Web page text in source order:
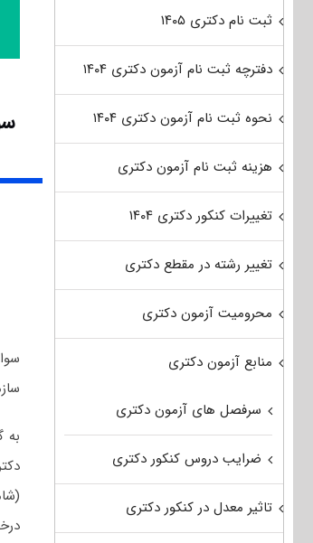
به
ثبت نام دکتری ۱۴۰۵
دفترچه ثبت نام آزمون دکتری ۱۴۰۴
نحوه ثبت نام آزمون دکتری ۱۴۰۴
هزینه ثبت نام آزمون دکتری
تغییرات کنکور دکتری ۱۴۰۴
تغییر رشته در مقطع دکتری
محرومیت آزمون دکتری
منابع آزمون دکتری
سرفصل های آزمون دکتری
ضرایب دروس کنکور دکتری
تاثیر معدل در کنکور دکتری